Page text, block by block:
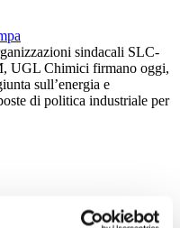
sindacali SLC-
UGL Chimici firmano oggi,
sull’energia e
di politica industriale per